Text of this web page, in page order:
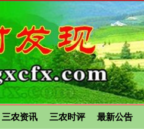
三农资讯 三农时评 最新公告